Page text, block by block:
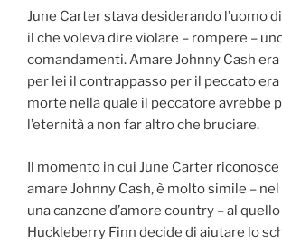
June Carter stava desiderando l’uomo
il che voleva dire violare – rompere –
comandamenti. Amare Johnny Cash era
per lei il contrappasso per il peccato
morte nella quale il peccatore avrebbe
l’eternità a non far altro che bruciare.
Il momento in cui June Carter riconosce
amare Johnny Cash, è molto simile –
una canzone d’amore country – al
Huckleberry Finn decide di aiutare lo